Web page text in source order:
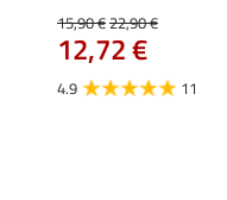
15,90 €22,90 €
12,72 €
4.9 11